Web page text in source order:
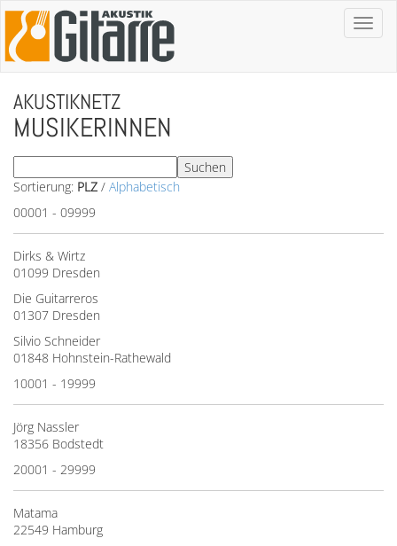
Toggle
AKUSTIKNETZ
MUSIKERINNEN
Sortierung: PLZ / Alphabetisch
00001 - 09999
Dirks & Wirtz
01099 Dresden
Die Guitarreros
01307 Dresden
Silvio Schneider
01848 Hohnstein-Rathewald
10001 - 19999
Jörg Nassler
18356 Bodstedt
20001 - 29999
Matama
22549 Hamburg